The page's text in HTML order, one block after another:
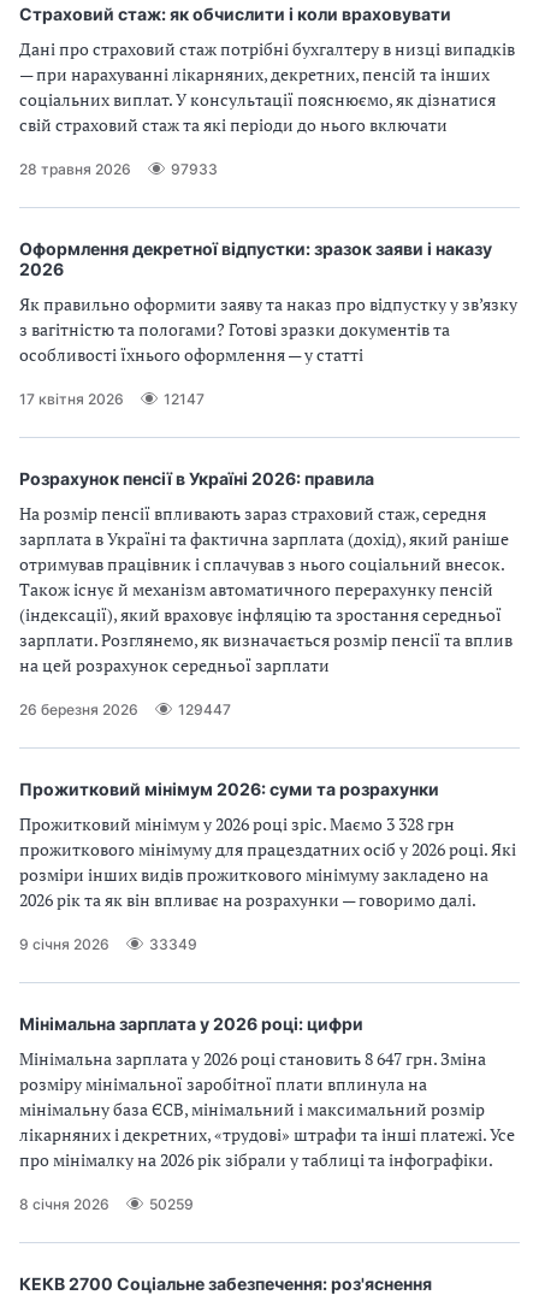
Страховий стаж: як обчислити і коли враховувати
Дані про страховий стаж потрібні бухгалтеру в низці випадків
— при нарахуванні лікарняних, декретних, пенсій та інших
соціальних виплат. У консультації пояснюємо, як дізнатися
свій страховий стаж та які періоди до нього включати
28 травня 2026 97933
Оформлення декретної відпустки: зразок заяви і наказу
2026
Як правильно оформити заяву та наказ про відпустку у зв’язку
з вагітністю та пологами? Готові зразки документів та
особливості їхнього оформлення — у статті
17 квітня 2026 12147
Розрахунок пенсії в Україні 2026: правила
На розмір пенсії впливають зараз страховий стаж, середня
зарплата в Україні та фактична зарплата (дохід), який раніше
отримував працівник і сплачував з нього соціальний внесок.
Також існує й механізм автоматичного перерахунку пенсій
(індексації), який враховує інфляцію та зростання середньої
зарплати. Розглянемо, як визначається розмір пенсії та вплив
на цей розрахунок середньої зарплати
26 березня 2026 129447
Прожитковий мінімум 2026: суми та розрахунки
Прожитковий мінімум у 2026 році зріс. Маємо 3 328 грн
прожиткового мінімуму для працездатних осіб у 2026 році. Які
розміри інших видів прожиткового мінімуму закладено на
2026 рік та як він впливає на розрахунки — говоримо далі.
9 січня 2026 33349
Мінімальна зарплата у 2026 році: цифри
Мінімальна зарплата у 2026 році становить 8 647 грн. Зміна
розміру мінімальної заробітної плати вплинула на
мінімальну база ЄСВ, мінімальний і максимальний розмір
лікарняних і декретних, «трудові» штрафи та інші платежі. Усе
про мінімалку на 2026 рік зібрали у таблиці та інфографіки.
8 січня 2026 50259
КЕКВ 2700 Соціальне забезпечення: роз'яснення